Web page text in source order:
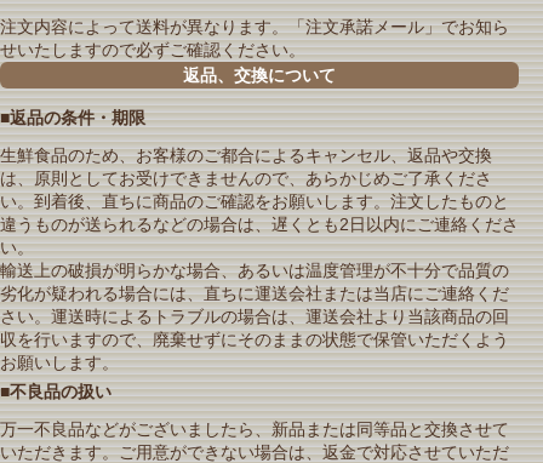
注文内容によって送料が異なります。「注文承諾メール」でお知ら
せいたしますので必ずご確認ください。
返品、交換について
■返品の条件・期限
生鮮食品のため、お客様のご都合によるキャンセル、返品や交換
は、原則としてお受けできませんので、あらかじめご了承くださ
い。到着後、直ちに商品のご確認をお願いします。注文したものと
違うものが送られるなどの場合は、遅くとも2日以内にご連絡くださ
い。
輸送上の破損が明らかな場合、あるいは温度管理が不十分で品質の
劣化が疑われる場合には、直ちに運送会社または当店にご連絡くだ
さい。運送時によるトラブルの場合は、運送会社より当該商品の回
収を行いますので、廃棄せずにそのままの状態で保管いただくよう
お願いします。
■不良品の扱い
万一不良品などがございましたら、新品または同等品と交換させて
いただきます。ご用意ができない場合は、返金で対応させていただ